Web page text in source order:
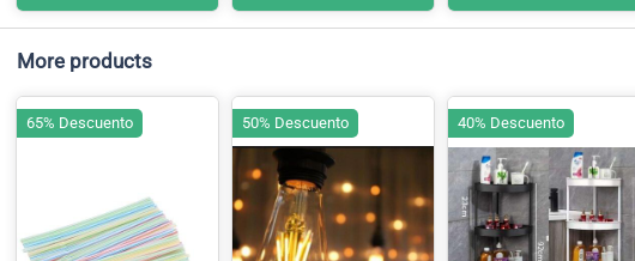
More products
65% Descuento 50% Descuento 40% Descuento